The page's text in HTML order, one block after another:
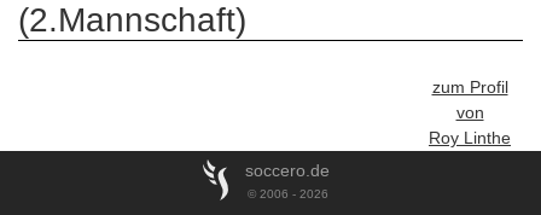
(2.Mannschaft)
zum Profil
von
Roy Linthe
soccero.de
© 2006 - 2026